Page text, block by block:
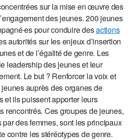
sur la mise en œuvre des
des jeunes. 200 jeunes
pour conduire desactions
autorités sur les enjeux d’insertion
et de l’égalité de genre. Les
leadership des jeunes et leur
Le but ? Renforcer la voix et
auprès des organes de
et ils puissent apporter leurs
rencontrés. Ces groupes de jeunes,
des femmes, sont les principaux
contre les stéréotypes de genre.